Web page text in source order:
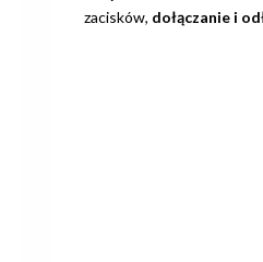
zacisków, dołączanie i